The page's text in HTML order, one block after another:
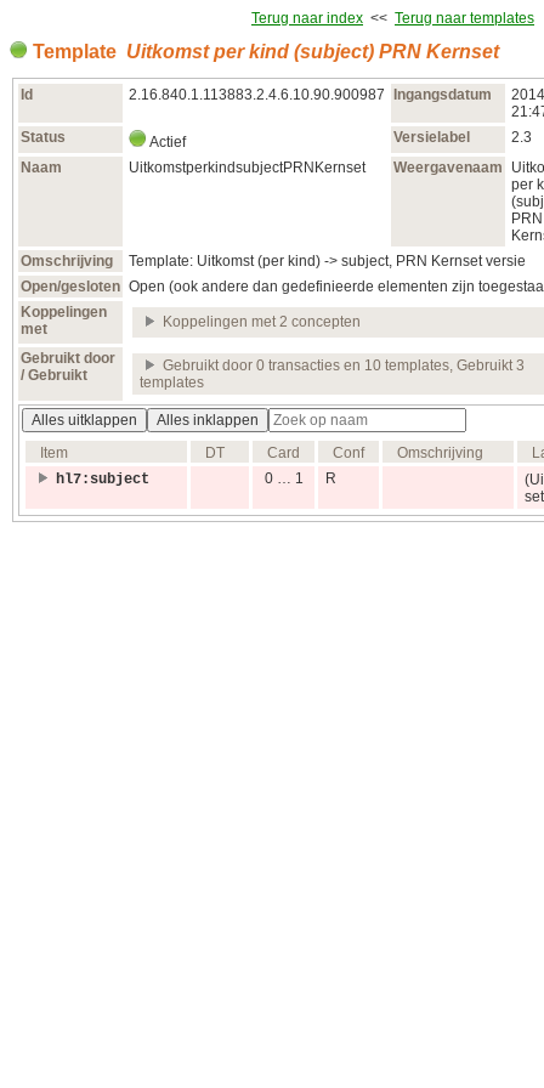
Terug naar index << Terug naar templates
Template Uitkomst per kind (subject) PRN Kernset
Id 2.16.840.1.113883.2.4.6.10.90.900987 Ingangsdatum
Status
Actief Versielabel
2.3
Naam
UitkomstperkindsubjectPRNKernset Weergavenaam
per
PRN
Omschrijving
Template: Uitkomst (per kind) -> subject, PRN Kernset versie
Open/gesloten Open (ook andere dan gedefinieerde elementen zijn
Koppelingen
met
Koppelingen met 2 concepten
Gebruikt door
/ Gebruikt
Gebruikt door 0 transacties en 10 templates, Gebruikt 3
templates
Alles uitklappen
Alles inklappen
Item
DT Card Conf Omschrijving
hl7:subject
0 … 1 R